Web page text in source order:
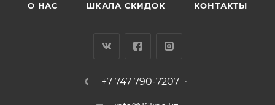
О НАС ШКАЛА СКИДОК КОНТАКТЫ
+7 747 790-7207